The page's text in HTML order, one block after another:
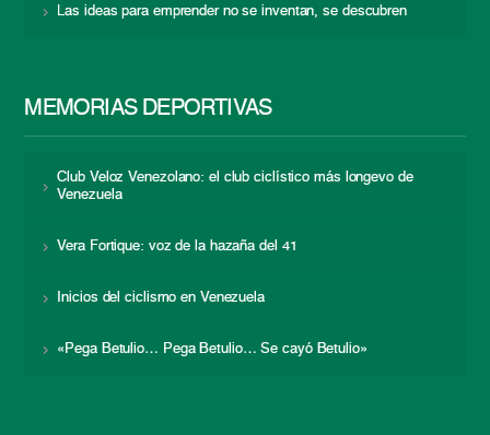
Las ideas para emprender no se inventan, se descubren
MEMORIAS DEPORTIVAS
Club Veloz Venezolano: el club ciclístico más longevo de
Venezuela
Vera Fortique: voz de la hazaña del 41
Inicios del ciclismo en Venezuela
«Pega Betulio… Pega Betulio… Se cayó Betulio»